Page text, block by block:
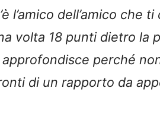
l’amico dell’amico che
volta 18 punti dietro la
approfondisce perché
di un rapporto da